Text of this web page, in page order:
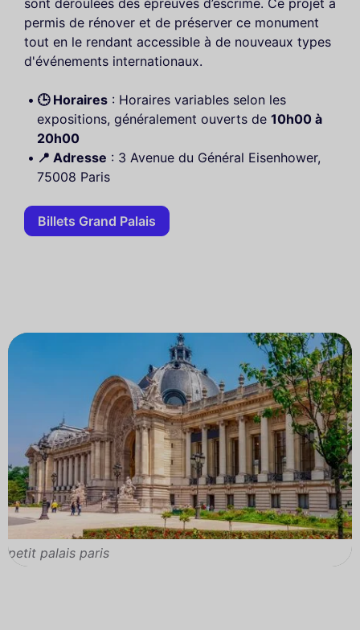
permis de rénover et de préserver ce monument
tout en le rendant accessible à de nouveaux types
d'événements internationaux.
🕒 Horaires : Horaires variables selon les
expositions, généralement ouverts de 10h00 à
20h00
📍 Adresse : 3 Avenue du Général Eisenhower,
75008 Paris
Billets Grand Palais
petit palais paris